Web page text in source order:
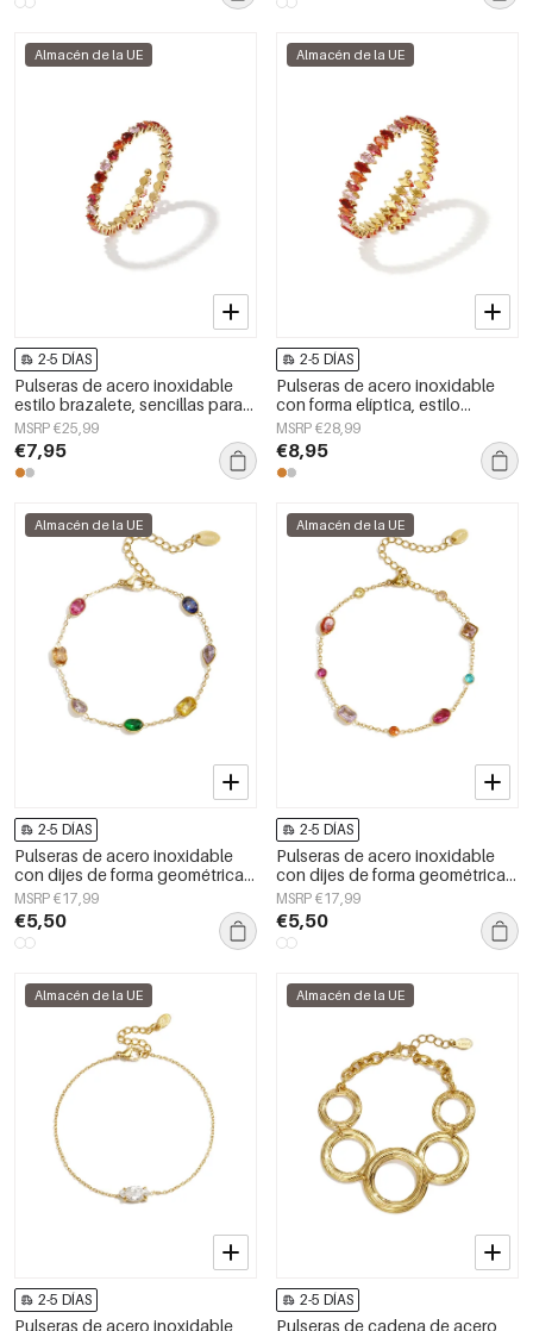
Almacén de la UE
2-5 DÍAS
Pulseras de acero inoxidable
estilo brazalete, sencillas para
el día a día, de la serie Simple.
Joyería para mujer.
MSRP €25,99
€7,95
Almacén de la UE
2-5 DÍAS
Pulseras de acero inoxidable
con forma elíptica, estilo
sencillo para uso diario, serie
Simple. Joyería para mujer.
MSRP €28,99
€8,95
Almacén de la UE
2-5 DÍAS
Pulseras de acero inoxidable
con dijes de forma geométrica,
sencillas, de la serie Daily
Simple, joyería para mujer.
MSRP €17,99
€5,50
Almacén de la UE
2-5 DÍAS
Pulseras de acero inoxidable
con dijes de forma geométrica,
sencillas, de la serie Daily
Simple, joyería para mujer.
MSRP €17,99
€5,50
Almacén de la UE
2-5 DÍAS
Pulseras de acero inoxidable
Almacén de la UE
2-5 DÍAS
Pulseras de cadena de acero